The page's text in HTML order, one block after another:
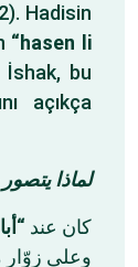
Hadisin
“hasen li
bu
açıkça
لماذا
كان عند
وعلى زوّار